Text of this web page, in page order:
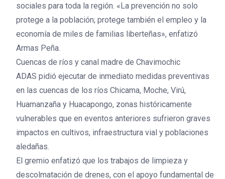
sociales para toda la región. «La prevención no solo
protege a la población; protege también el empleo y la
economía de miles de familias liberteñas», enfatizó
Armas Peña.
Cuencas de ríos y canal madre de Chavimochic
ADAS pidió ejecutar de inmediato medidas preventivas
en las cuencas de los ríos Chicama, Moche, Virú,
Huamanzaña y Huacapongo, zonas históricamente
vulnerables que en eventos anteriores sufrieron graves
impactos en cultivos, infraestructura vial y poblaciones
aledañas.
El gremio enfatizó que los trabajos de limpieza y
descolmatación de drenes, con el apoyo fundamental de